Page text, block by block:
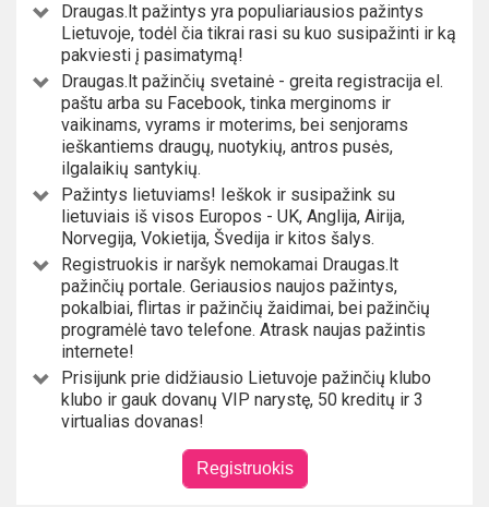
Draugas.lt pažintys yra populiariausios pažintys
Lietuvoje, todėl čia tikrai rasi su kuo susipažinti ir ką
pakviesti į pasimatymą!
Draugas.lt pažinčių svetainė - greita registracija el.
paštu arba su Facebook, tinka merginoms ir
vaikinams, vyrams ir moterims, bei senjorams
ieškantiems draugų, nuotykių, antros pusės,
ilgalaikių santykių.
Pažintys lietuviams! Ieškok ir susipažink su
lietuviais iš visos Europos - UK, Anglija, Airija,
Norvegija, Vokietija, Švedija ir kitos šalys.
Registruokis ir naršyk nemokamai Draugas.lt
pažinčių portale. Geriausios naujos pažintys,
pokalbiai, flirtas ir pažinčių žaidimai, bei pažinčių
programėlė tavo telefone. Atrask naujas pažintis
internete!
Prisijunk prie didžiausio Lietuvoje pažinčių klubo
klubo ir gauk dovanų VIP narystę, 50 kreditų ir 3
virtualias dovanas!
Registruokis